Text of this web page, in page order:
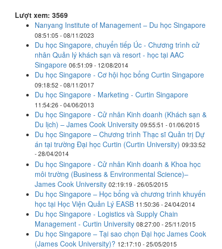
Lượt xem: 3569
​Nanyang Institute of Management – Du học Singapore
08:51:05 - 08/11/2023
Du học Singapore, chuyển tiếp Úc - Chương trình cử
nhân Quản lý khách sạn và resort - học tại AAC
Singapore 06:51:09 - 12/08/2014
Du học Singapore - Cơ hội học bổng Curtin Singapore
09:18:52 - 08/11/2017
Du học Singapore - Marketing - Curtin Singapore
11:54:26 - 04/06/2013
Du học Singapore - Cử nhân Kinh doanh (Khách sạn &
Du lịch) – James Cook University 09:55:51 - 01/06/2015
Du học Singapore – Chương trình Thạc sĩ Quản trị Dự
án tại trường Đại học Curtin (Curtin University) 09:33:52
- 28/04/2014
Du học Singapore - Cử nhân Kinh doanh & Khoa học
môi trường (Business & Environmental Science)–
James Cook University 02:19:19 - 26/05/2015
Du học Singapore – Học bổng và chương trình khuyến
học tại Học Viện Quản Lý EASB 11:50:36 - 24/04/2014
Du học Singapore - Logistics và Supply Chain
Management - Curtin University 08:27:00 - 25/11/2015
Du học Singapore – Tại sao chọn Đại học James Cook
(James Cook University)? 12:17:10 - 25/05/2015